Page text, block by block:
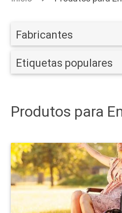
Fabricantes
Etiquetas populares
Produtos para